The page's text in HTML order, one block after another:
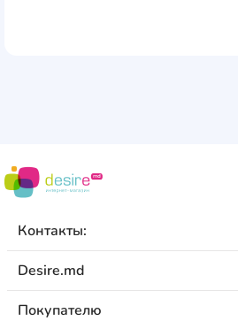
Контакты:
Desire.md
Покупателю